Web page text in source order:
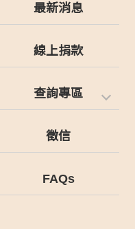
最新消息
線上捐款
查詢專區
徵信
FAQs